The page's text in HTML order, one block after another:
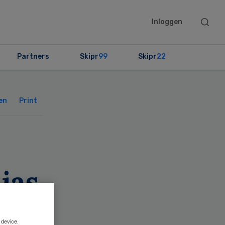
Inloggen
Search
Partners Skipr99 Skipr22
Print